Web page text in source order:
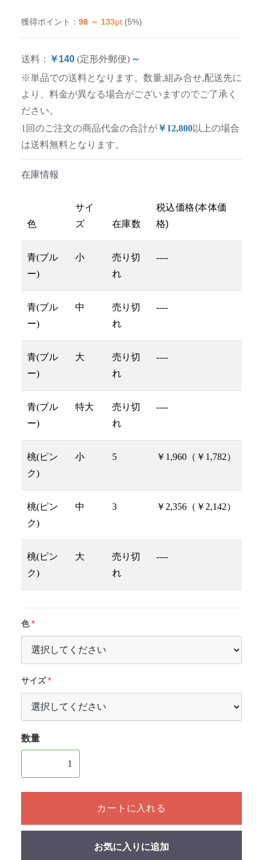
獲得ポイント： 98 ～ 133pt (5%)
送料： ￥140 (定形外郵便) ～
※単品での送料となります。数量,組み合せ,配送先に
より、料金が異なる場合がございますのでご了承く
ださい。
1回のご注文の商品代金の合計が￥12,800以上の場合
は送料無料となります。
在庫情報
色
サイ
ズ
在庫数
税込価格(本体価
格)
青(ブル
ー)
小
売り切
れ
----
青(ブル
ー)
中
売り切
れ
----
青(ブル
ー)
大
売り切
れ
----
青(ブル
ー)
特大
売り切
れ
----
桃(ピン
ク)
小 5 ￥1,960（￥1,782）
桃(ピン
ク)
中 3 ￥2,356（￥2,142）
桃(ピン
ク)
大
売り切
れ
----
色
サイズ
数量
1個以上の数量を入力してください
カートに入れる
お気に入りに追加